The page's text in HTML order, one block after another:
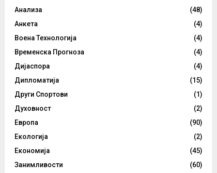
Анализа
(48)
Анкета
(4)
Воена Технологија
(4)
Временска Прогноза
(4)
Дијаспора
(4)
Дипломатија
(15)
Други Спортови
(1)
Духовност
(2)
Европа
(90)
Екологија
(2)
Економија
(45)
Занимливости
(60)